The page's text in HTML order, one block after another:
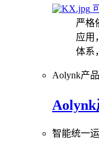
严格
应用
体系
Aolynk产品
智能统一